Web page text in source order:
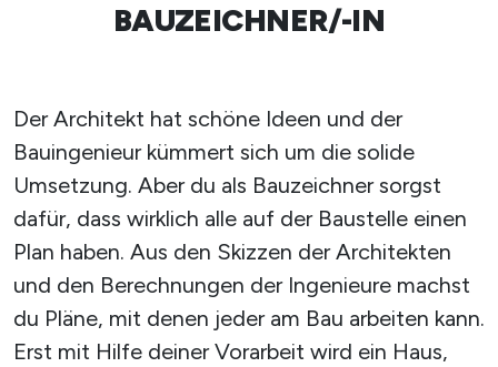
BAUZEICHNER/-IN
Der Architekt hat schöne Ideen und der
Bauingenieur kümmert sich um die solide
Umsetzung. Aber du als Bauzeichner sorgst
dafür, dass wirklich alle auf der Baustelle einen
Plan haben. Aus den Skizzen der Architekten
und den Berechnungen der Ingenieure machst
du Pläne, mit denen jeder am Bau arbeiten kann.
Erst mit Hilfe deiner Vorarbeit wird ein Haus,